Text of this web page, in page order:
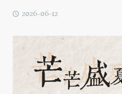
2026-06-12